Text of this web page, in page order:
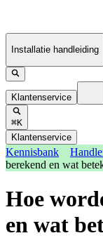
Installatie handleiding
Klantenservice
⌘K
Klantenservice
Kennisbank
berekend en wat
Hoe
en wat